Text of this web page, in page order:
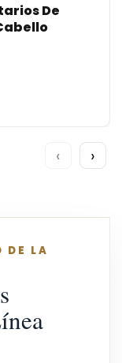
De
‹ ›
DE LA